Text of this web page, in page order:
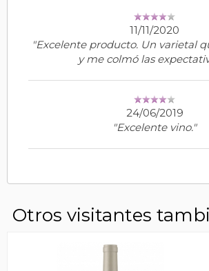
11/11/2020
"Excelente producto. Un varietal
y me colmó las
24/06/2019
"Excelente vino."
Otros visitantes